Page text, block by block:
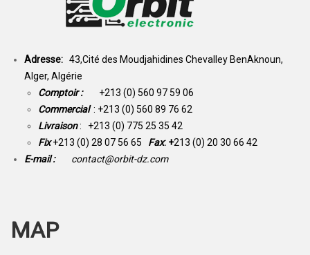
Adresse: 43,Cité des Moudjahidines Chevalley BenAknoun,
Alger, Algérie
Comptoir : +213 (0) 560 97 59 06
Commercial : +213 (0) 560 89 76 62
Livraison: +213 (0) 775 25 35 42
Fix +213 (0) 28 07 56 65 Fax: +213 (0) 20 30 66 42
E-mail :
contact@orbit-dz.com
MAP